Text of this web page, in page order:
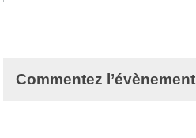
Commentez l’évènement